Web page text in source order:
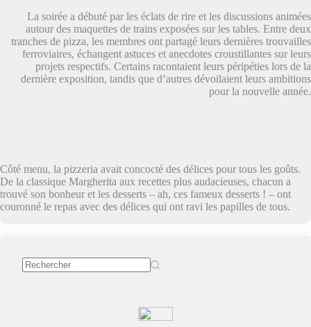
La soirée a débuté par les éclats de rire et les discussions animées
autour des maquettes de trains exposées sur les tables. Entre deux
tranches de pizza, les membres ont partagé leurs dernières trouvailles
ferroviaires, échangent astuces et anecdotes croustillantes sur leurs
projets respectifs. Certains racontaient leurs péripéties lors de la
dernière exposition, tandis que d’autres dévoilaient leurs ambitions
pour la nouvelle année.
Côté menu, la pizzeria avait concocté des délices pour tous les goûts.
De la classique Margherita aux recettes plus audacieuses, chacun a
trouvé son bonheur et les desserts – ah, ces fameux desserts ! – ont
couronné le repas avec des délices qui ont ravi les papilles de tous.